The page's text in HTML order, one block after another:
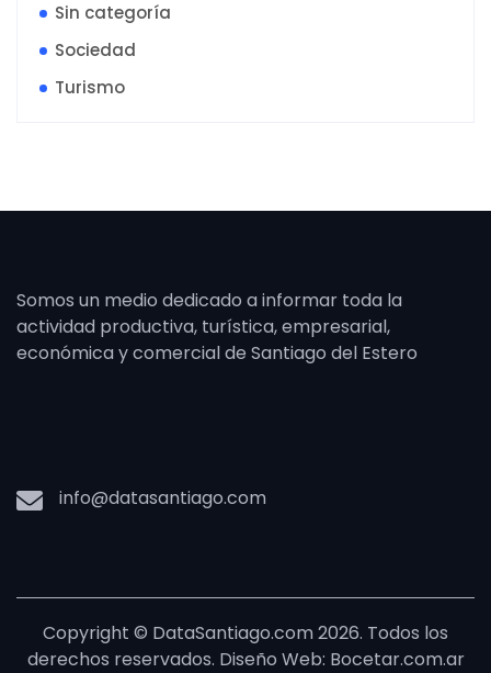
Sin categoría
Sociedad
Turismo
Somos un medio dedicado a informar toda la
actividad productiva, turística, empresarial,
económica y comercial de Santiago del Estero
info@datasantiago.com
Copyright © DataSantiago.com 2026. Todos los
derechos reservados. Diseño Web: Bocetar.com.ar